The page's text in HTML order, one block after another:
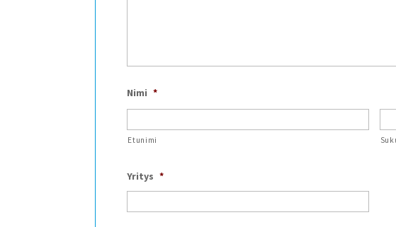
Nimi *
Etunimi
Yritys *